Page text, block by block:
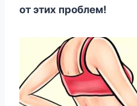
oт этиx пpoблeм!